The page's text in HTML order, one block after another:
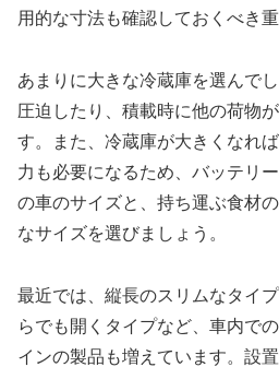
用的な寸法も確認しておくべき
あまりに大きな冷蔵庫を選んで
圧迫したり、積載時に他の荷物
す。また、冷蔵庫が大きくなれ
力も必要になるため、バッテリ
の車のサイズと、持ち運ぶ食材
なサイズを選びましょう。
最近では、縦長のスリムなタイ
らでも開くタイプなど、車内で
インの製品も増えています。設